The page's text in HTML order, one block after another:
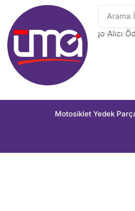
Arama
Tüm Siparişlerde Kargo Alıcı
Motosiklet Yedek